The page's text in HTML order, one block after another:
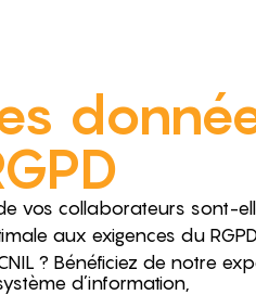
vos collaborateurs sont-
aux exigences du
? Bénéficiez de notre
d’information,